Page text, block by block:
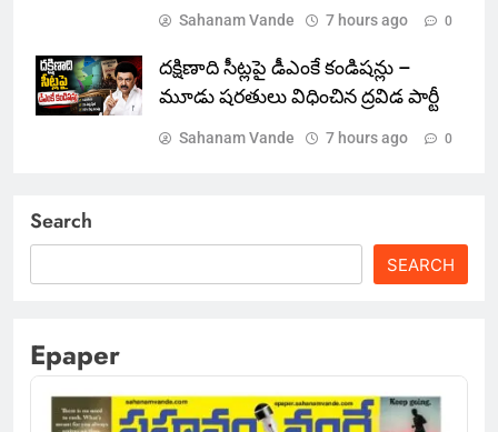
Sahanam Vande 7 hours ago 0
దక్షిణాది సీట్లపై డీఎంకే కండిషన్లు –
మూడు షరతులు విధించిన ద్రవిడ పార్టీ
Sahanam Vande 7 hours ago 0
Search
SEARCH
Epaper